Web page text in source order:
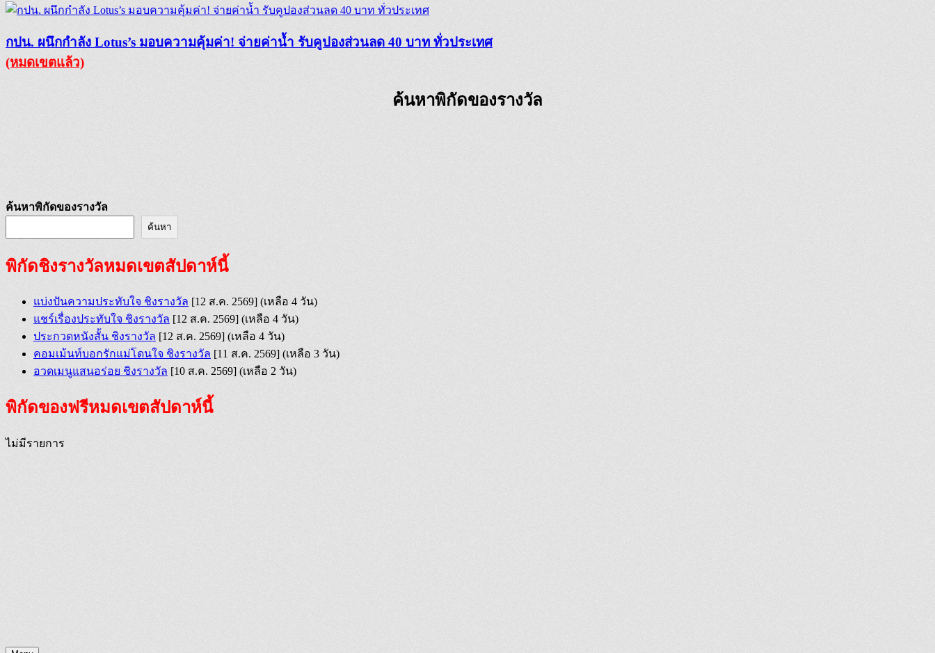
กปน. ผนึกกำลัง Lotus’s มอบความคุ้มค่า! จ่ายค่าน้ำ รับคูปองส่วนลด 40 บาท ทั่วประเทศ
(หมดเขตแล้ว)
ค้นหาพิกัดของรางวัล
ค้นหาพิกัดของรางวัล
ค้นหา
พิกัดชิงรางวัลหมดเขตสัปดาห์นี้
แบ่งปันความประทับใจ ชิงรางวัล [12 ส.ค. 2569] (เหลือ 4 วัน)
แชร์เรื่องประทับใจ ชิงรางวัล [12 ส.ค. 2569] (เหลือ 4 วัน)
ประกวดหนังสั้น ชิงรางวัล [12 ส.ค. 2569] (เหลือ 4 วัน)
คอมเม้นท์บอกรักแม่โดนใจ ชิงรางวัล [11 ส.ค. 2569] (เหลือ 3 วัน)
อวดเมนูแสนอร่อย ชิงรางวัล [10 ส.ค. 2569] (เหลือ 2 วัน)
พิกัดของฟรีหมดเขตสัปดาห์นี้
ไม่มีรายการ